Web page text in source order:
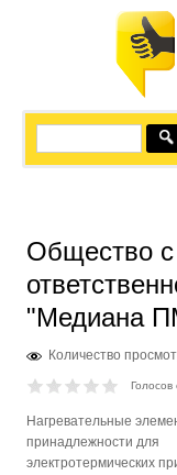
Общество с
"Медиана
Количество
Нагревательные
принадлежности для
электротермических